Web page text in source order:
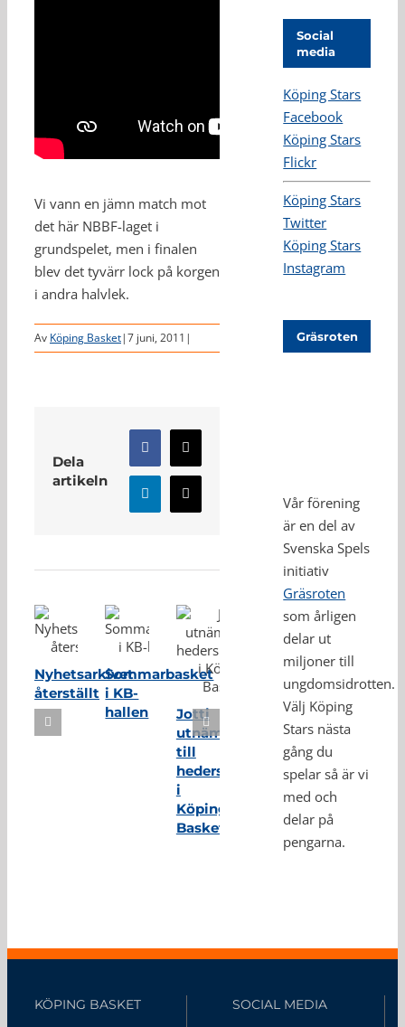
Vi vann en jämn match mot
det här NBBF-laget i
grundspelet, men i finalen
blev det tyvärr lock på korgen
i andra halvlek.
Av Köping Basket|7 juni, 2011 |
Dela
artikeln
Facebook
X
LinkedInE-
post
Nyhetsarkivet
återställt
Sommarbasket
i KB-
hallen
Jotti
utnämnd
till
hedersmedlem
i
Köping
Basket
Social
media
Köping Stars
Facebook
Köping Stars
Flickr
Köping Stars
Twitter
Köping Stars
Instagram
Gräsroten
Vår förening
är en del av
Svenska Spels
initiativ
Gräsroten
som årligen
delar ut
miljoner till
ungdomsidrotten.
Välj Köping
Stars nästa
gång du
spelar så är vi
med och
delar på
pengarna.
KÖPING BASKET SOCIAL MEDIA